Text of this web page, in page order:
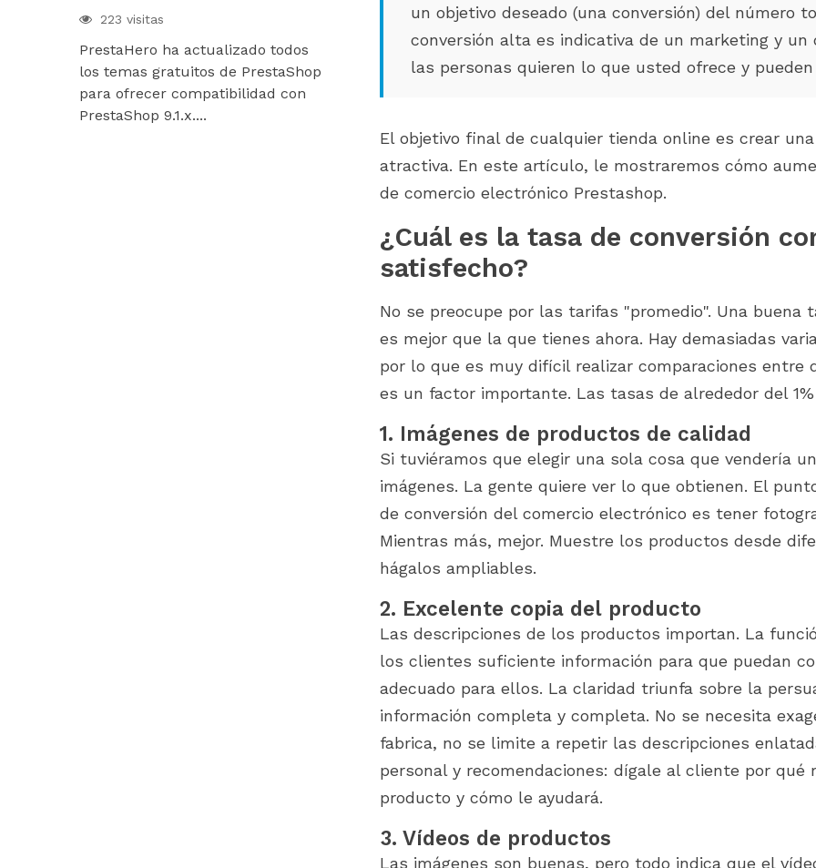
223 visitas
PrestaHero ha actualizado todos
los temas gratuitos de PrestaShop
para ofrecer compatibilidad con
PrestaShop 9.1.x....
Los módulos de PrestaHero ya
están listos para PrestaShop 9.1.x y
Optimiza tu negocio con los
módulos adecuados en cada
etapa de tu experiencia con
un objetivo deseado (una conversión) del número
conversión alta es indicativa de un marketing y
las personas quieren lo que usted ofrece y
El objetivo final de cualquier tienda online es crear
atractiva. En este artículo, le mostraremos cómo
de comercio electrónico Prestashop.
¿Cuál es la tasa de conversión
satisfecho?
No se preocupe por las tarifas "promedio". Una buena
es mejor que la que tienes ahora. Hay demasiadas
por lo que es muy difícil realizar comparaciones
es un factor importante. Las tasas de alrededor del
1. Imágenes de productos de calidad
Si tuviéramos que elegir una sola cosa que vendería
imágenes. La gente quiere ver lo que obtienen. El
de conversión del comercio electrónico es tener
Mientras más, mejor. Muestre los productos desde
hágalos ampliables.
2. Excelente copia del producto
Las descripciones de los productos importan. La
los clientes suficiente información para que puedan
adecuado para ellos. La claridad triunfa sobre la
información completa y completa. No se necesita
fabrica, no se limite a repetir las descripciones
personal y recomendaciones: dígale al cliente por
producto y cómo le ayudará.
3. Vídeos de productos
Las imágenes son buenas, pero todo indica que el